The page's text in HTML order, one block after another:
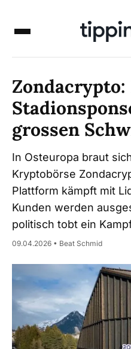
Zondacrypto:
grossen
In Osteuropa braut
Kryptobörse
Plattform kämpft mit
Kunden werden
politisch tobt ein
09.04.2026 • Beat Schmid